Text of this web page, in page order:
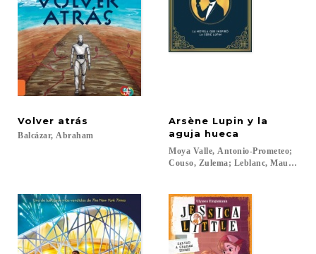
Volver atrás
Balcázar, Abraham
Arsène Lupin y la
aguja hueca
Moya Valle, Antonio-Prometeo;
Couso, Zulema; Leblanc, Maurice...